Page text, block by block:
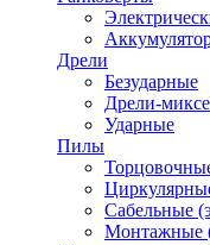
Дрели
Безударные
Дрели-
Ударные
Пилы
Сабельные
Монтажные